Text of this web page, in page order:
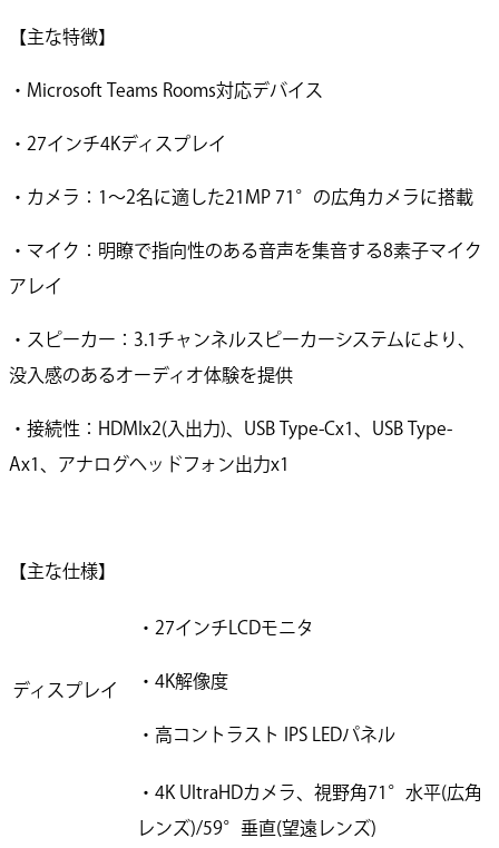
【主な特徴】
・Microsoft Teams Rooms対応デバイス
・27インチ4Kディスプレイ
・カメラ：1～2名に適した21MP 71°の広角カメラに搭載
・マイク：明瞭で指向性のある音声を集音する8素子マイク
アレイ
・スピーカー：3.1チャンネルスピーカーシステムにより、
没入感のあるオーディオ体験を提供
・接続性：HDMIx2(入出力)、USB Type-Cx1、USB Type-
Ax1、アナログヘッドフォン出力x1
【主な仕様】
ディスプレイ
・27インチLCDモニタ
・4K解像度
・高コントラスト IPS LEDパネル
・4K UltraHDカメラ、視野角71°水平(広角
レンズ)/59°垂直(望遠レンズ)